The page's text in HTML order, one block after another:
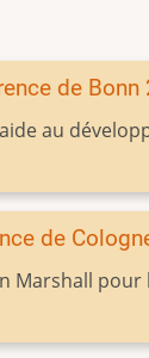
de Bonn
au
de
Marshall